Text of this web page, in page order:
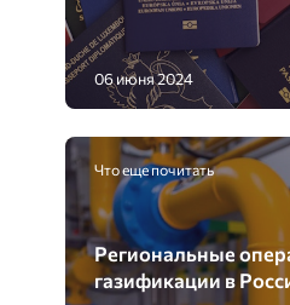
06 июня 2024
Что еще почитать
Региональные
газификации в